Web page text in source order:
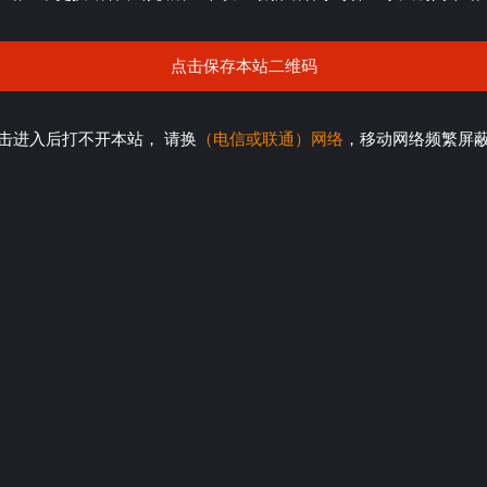
点击保存本站二维码
进入后打不开本站， 请换 （电信或联通）网络 ，移动网络频繁屏